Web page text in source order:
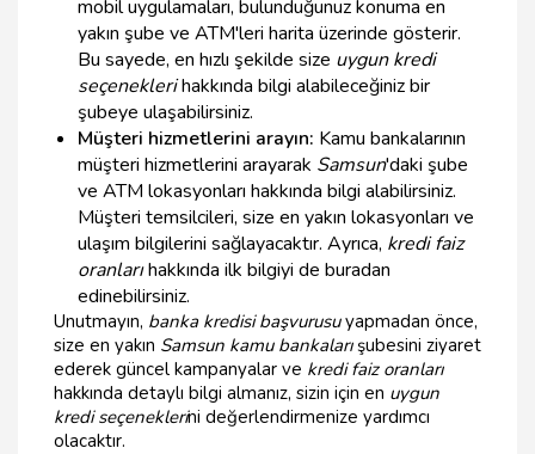
mobil uygulamaları, bulunduğunuz konuma en
yakın şube ve ATM'leri harita üzerinde gösterir.
Bu sayede, en hızlı şekilde size uygun kredi
seçeneklerihakkında bilgi alabileceğiniz bir
şubeye ulaşabilirsiniz.
Müşteri hizmetlerini arayın: Kamu bankalarının
müşteri hizmetlerini arayarak Samsun'daki şube
ve ATM lokasyonları hakkında bilgi alabilirsiniz.
Müşteri temsilcileri, size en yakın lokasyonları ve
ulaşım bilgilerini sağlayacaktır. Ayrıca, kredi faiz
oranlarıhakkında ilk bilgiyi de buradan
edinebilirsiniz.
Unutmayın, banka kredisi başvurusuyapmadan önce,
size en yakın Samsun kamu bankalarışubesini ziyaret
ederek güncel kampanyalar ve kredi faiz oranları
hakkında detaylı bilgi almanız, sizin için en uygun
kredi seçeneklerini değerlendirmenize yardımcı
olacaktır.